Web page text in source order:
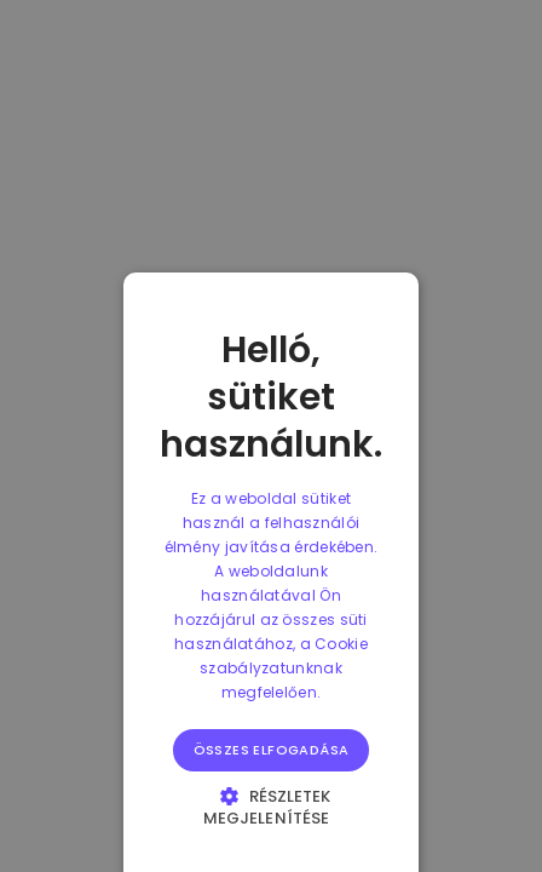
Helló,
sütiket
használunk.
Ez a weboldal sütiket
használ a felhasználói
élmény javítása érdekében.
A weboldalunk
használatával Ön
hozzájárul az összes süti
használatához, a Cookie
szabályzatunknak
megfelelően.
ÖSSZES ELFOGADÁSA
RÉSZLETEK
MEGJELENÍTÉSE